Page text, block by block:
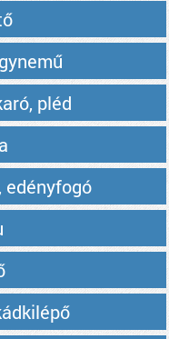
pléd
edényfogó